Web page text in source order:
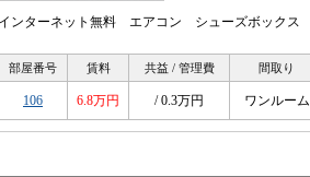
インターネット無料 エアコン シューズボックス
部屋番号 賃料 共益 / 管理費 間取り
106 6.8万円 / 0.3万円 ワンルーム